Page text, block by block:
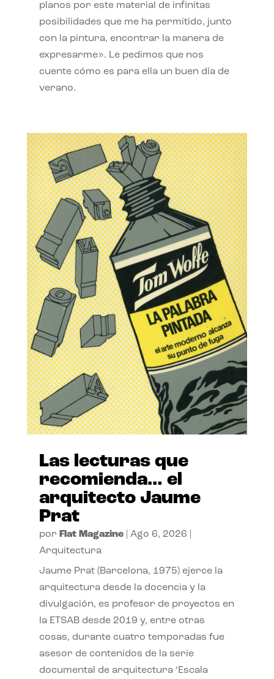
planos por este material de infinitas
posibilidades que me ha permitido, junto
con la pintura, encontrar la manera de
expresarme». Le pedimos que nos
cuente cómo es para ella un buen día de
verano.
Las lecturas que
recomienda… el
arquitecto Jaume
Prat
por Flat Magazine| Ago 6, 2026
Arquitectura
Jaume Prat (Barcelona, 1975) ejerce la
arquitectura desde la docencia y la
divulgación, es profesor de proyectos en
la ETSAB desde 2019 y, entre otras
cosas, durante cuatro temporadas fue
asesor de contenidos de la serie
documental de arquitectura ‘Escala